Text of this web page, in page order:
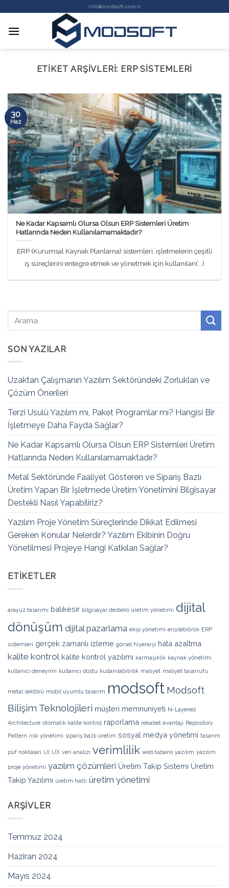
content
info@modsoft.com.tr
ETIKET ARŞIVLERI: ERP SISTEMLERI
Ne Kadar Kapsamlı Olursa Olsun ERP Sistemleri Üretim
Hatlarında Neden Kullanılamamaktadır?
ERP (Kurumsal Kaynak Planlama) sistemleri, işletmelerin çeşitli
iş süreçlerini entegre etmek ve yönetmek için kullanılan(...)
30
Haz
SON YAZILAR
Uzaktan Çalışmanın Yazılım Sektöründeki Zorlukları ve
Çözüm Önerileri
Terzi Usulü Yazılım mı, Paket Programlar mı? Hangisi Bir
İşletmeye Daha Fayda Sağlar?
Ne Kadar Kapsamlı Olursa Olsun ERP Sistemleri Üretim
Hatlarında Neden Kullanılamamaktadır?
Metal Sektöründe Faaliyet Gösteren ve Sipariş Bazlı
Üretim Yapan Bir İşletmede Üretim Yönetimini Bilgisayar
Destekli Nasıl Yapabiliriz?
Yazılım Proje Yönetim Süreçlerinde Dikkat Edilmesi
Gereken Konular Nelerdir? Yazılım Ekibinin Doğru
Yönetilmesi Projeye Hangi Katkıları Sağlar?
ETIKETLER
arayüz tasarımı balıkesir bilgisayar destekli üretim yönetimi dijital
dönüşüm dijital pazarlama ekip yönetimi erişilebilirlik ERP
sistemleri gerçek zamanlı izleme görsel hiyerarşi hata azaltma
kalite kontrol kalite kontrol yazılımı karmaşıklık kaynak yönetimi
kullanıcı deneyimi kullanıcı dostu kullanılabilirlik maliyet maliyet tasarrufu
metal sektörü mobil uyumlu tasarım modsoft Modsoft
Bilişim Teknolojileri müşteri memnuniyeti N-Layered
Architecture otomatik kalite kontrol raporlama rekabet avantajı Repository
Pattern risk yönetimi sipariş bazlı üretim sosyal medya yönetimi tasarım
püf noktaları UI UX veri analizi verimlilik web tabanlı yazılım yazılım
proje yönetimi yazılım çözümleri Üretim Takip Sistemi Üretim
Takip Yazılımı üretim hattı üretim yönetimi
ARŞIVLER
Temmuz 2024
Haziran 2024
Mayıs 2024